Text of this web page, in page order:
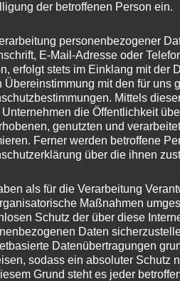
der betroffenen Person ein.
personenbezogener
E-Mail-Adresse oder
erfolgt stets im Einklang mit der
Übereinstimmung mit den für uns
Mittels
Unternehmen die Öffentlichkeit
genutzten und
Ferner werden betroffene
über die ihnen
als für die Verarbeitung
Maßnahmen
Schutz der über diese
Daten
Datenübertragungen
sodass ein absoluter Schutz
Grund steht es jeder